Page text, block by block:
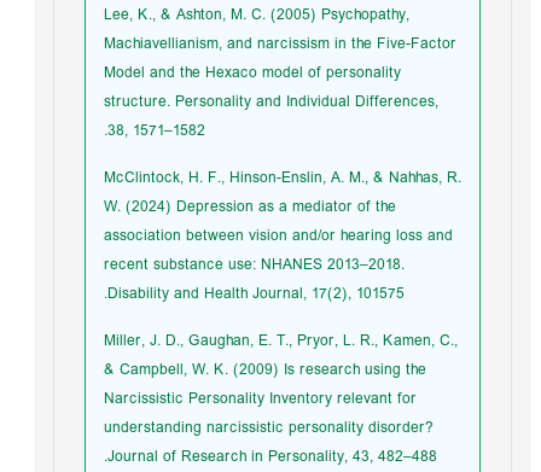
Lee, K., & Ashton, M. C. (2005) Psychopathy,
Machiavellianism, and narcissism in the Five-Factor
Model and the Hexaco model of personality
structure. Personality and Individual Differences,
38, 1571–1582.
McClintock, H. F., Hinson-Enslin, A. M., & Nahhas, R.
W. (2024) Depression as a mediator of the
association between vision and/or hearing loss and
recent substance use: NHANES 2013–2018.
Disability and Health Journal, 17(2), 101575.
Miller, J. D., Gaughan, E. T., Pryor, L. R., Kamen, C.,
& Campbell, W. K. (2009) Is research using the
Narcissistic Personality Inventory relevant for
understanding narcissistic personality disorder?
Journal of Research in Personality, 43, 482–488.